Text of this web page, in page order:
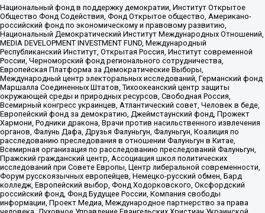
Национальный фонд в поддержку демократии, Институт Открытое
Общество Фонд Содействия, Фонд Открытое общество, Американо-
российский фонд по экономическому и правовому развитию,
Национальный Демократический Институт Международных Отношений,
MEDIA DEVELOPMENT INVESTMENT FUND, Международный
Республиканский Институт, Открытая Россия, Институт современной
России, Черноморский фонд регионального сотрудничества,
Европейская Платформа за Демократические Выборы,
Международный центр электоральных исследований, Германский фонд
Маршалла Соединенных Штатов, Тихоокеанский центр защиты
окружающей среды и природных ресурсов, Свободная Россия,
Всемирный конгресс украинцев, Атлантический совет, Человек в беде,
Европейский фонд за демократию, Джеймстаунский фонд, Прожект
Хармони, Родники дракона, Врачи против насильственного извлечения
органов, Фалунь Дафа, Друзья Фалуньгун, Фалуньгун, Коалиция по
расследованию преследования в отношении Фалуньгун в Китае,
Всемирная организация по расследованию преследований Фалуньгун,
Пражский гражданский центр, Ассоциация школ политических
исследований при Совете Европы, Центр либеральной современности,
Форум русскоязычных европейцев, Немецко-русский обмен, Бард
колледж, Европейский выбор, Фонд Ходорковского, Оксфордский
российский фонд, Фонд Будущее России, Компания свободы
информации, Проект Медиа, Международное партнерство за права